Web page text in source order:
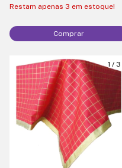
Restam apenas 3 em estoque!
Comprar
1 / 3